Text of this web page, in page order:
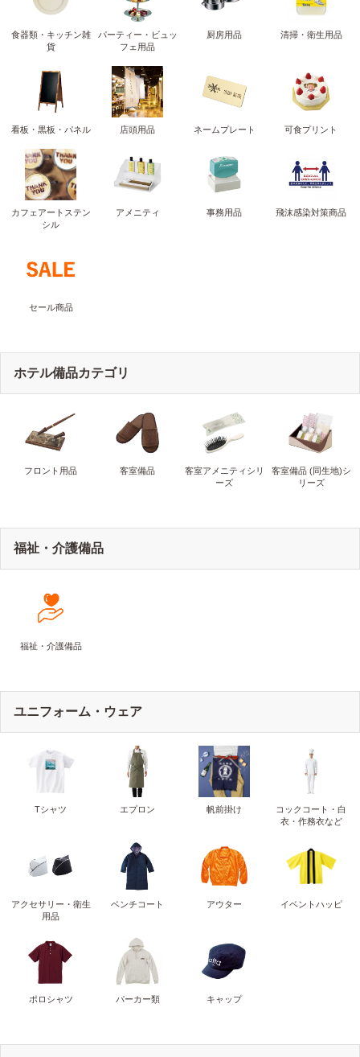
食器類・キッチン雑
貨
パーティー・ビュッ
フェ用品
厨房用品 清掃・衛生用品
看板・黒板・パネル 店頭用品 ネームプレート 可食プリント
カフェアートステン
シル
アメニティ 事務用品 飛沫感染対策商品
セール商品
ホテル備品カテゴリ
フロント用品 客室備品
客室アメニティシリ
ーズ
客室備品 (同生地)シ
リーズ
福祉・介護備品
福祉・介護備品
ユニフォーム・ウェア
Tシャツ エプロン 帆前掛け
コックコート・白
衣・作務衣など
アクセサリー・衛生
用品
ベンチコート アウター イベントハッピ
ポロシャツ パーカー類 キャップ